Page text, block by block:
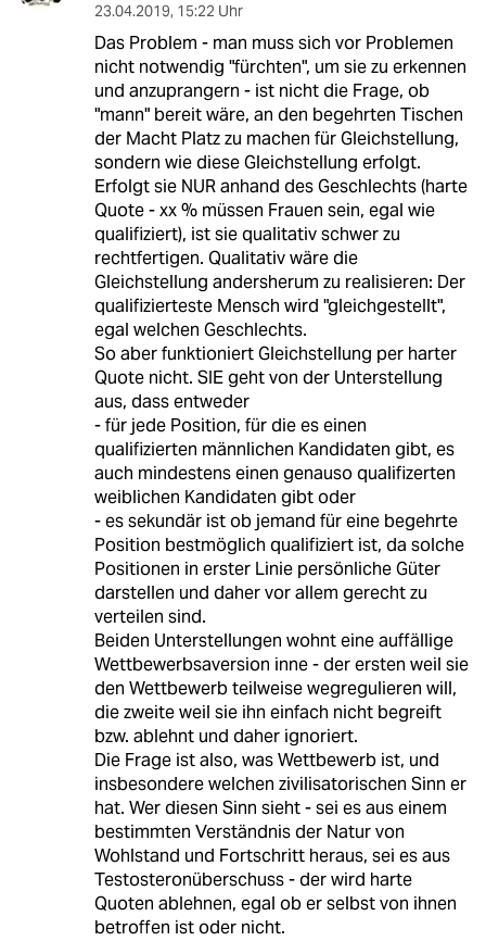
23.04.2019, 15:22 Uhr
Das Problem - man muss sich vor Problemen
nicht notwendig "fürchten", um sie zu erkennen
und anzuprangern - ist nicht die Frage, ob
"mann" bereit wäre, an den begehrten Tischen
der Macht Platz zu machen für Gleichstellung,
sondern wie diese Gleichstellung erfolgt.
Erfolgt sie NUR anhand des Geschlechts (harte
Quote - xx % müssen Frauen sein, egal wie
qualifiziert), ist sie qualitativ schwer zu
rechtfertigen. Qualitativ wäre die
Gleichstellung andersherum zu realisieren: Der
qualifizierteste Mensch wird "gleichgestellt",
egal welchen Geschlechts.
So aber funktioniert Gleichstellung per harter
Quote nicht. SIE geht von der Unterstellung
aus, dass entweder
- für jede Position, für die es einen
qualifizierten männlichen Kandidaten gibt, es
auch mindestens einen genauso qualifizerten
weiblichen Kandidaten gibt oder
- es sekundär ist ob jemand für eine begehrte
Position bestmöglich qualifiziert ist, da solche
Positionen in erster Linie persönliche Güter
darstellen und daher vor allem gerecht zu
verteilen sind.
Beiden Unterstellungen wohnt eine auffällige
Wettbewerbsaversion inne - der ersten weil sie
den Wettbewerb teilweise wegregulieren will,
die zweite weil sie ihn einfach nicht begreift
bzw. ablehnt und daher ignoriert.
Die Frage ist also, was Wettbewerb ist, und
insbesondere welchen zivilisatorischen Sinn er
hat. Wer diesen Sinn sieht - sei es aus einem
bestimmten Verständnis der Natur von
Wohlstand und Fortschritt heraus, sei es aus
Testosteronüberschuss - der wird harte
Quoten ablehnen, egal ob er selbst von ihnen
betroffen ist oder nicht.